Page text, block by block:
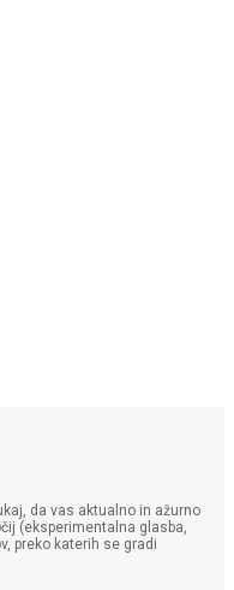
da vas aktualno in ažurno
(eksperimentalna glasba,
preko katerih se gradi